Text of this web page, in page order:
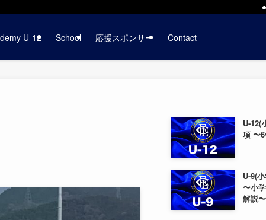
U-12 School 応援スポンサー Contact
U-12(
項 〜
U-9(
〜小
解説〜